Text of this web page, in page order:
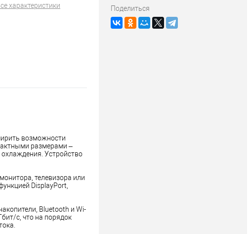
характеристики
возможности
размерами –
охлаждения. Устройство
телевизора или
DisplayPort,
Bluetooth и Wi-
с, что на порядок
Поделиться